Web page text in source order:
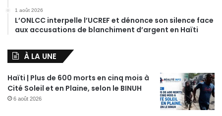
1 août 2026
L’ONLCC interpelle l’UCREF et dénonce son silence face
aux accusations de blanchiment d’argent en Haïti
À LA UNE
Haïti | Plus de 600 morts en cinq mois à
Cité Soleil et en Plaine, selon le BINUH
6 août 2026